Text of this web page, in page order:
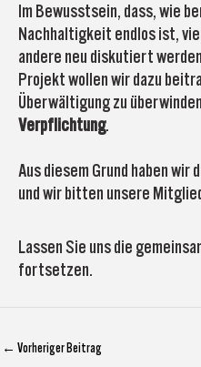
Im Bewusstsein, dass, wie
Nachhaltigkeit endlos ist,
andere neu diskutiert
Projekt wollen wir dazu
Überwältigung zu
Verpflichtung.
Aus diesem Grund haben
und wir bitten unsere
Lassen Sie uns die
fortsetzen.
← Vorheriger Beitrag